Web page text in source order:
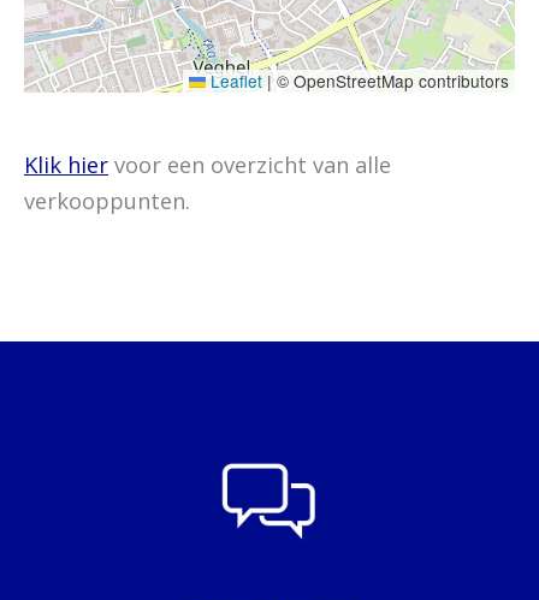
Leaflet |© OpenStreetMap contributors
Klik hier voor een overzicht van alle
verkooppunten.